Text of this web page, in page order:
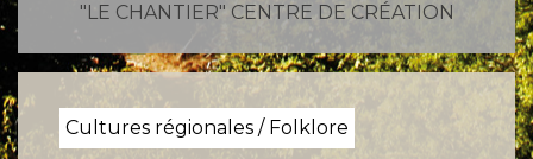
"LE CHANTIER" CENTRE DE CRÉATION
Cultures régionales / Folklore